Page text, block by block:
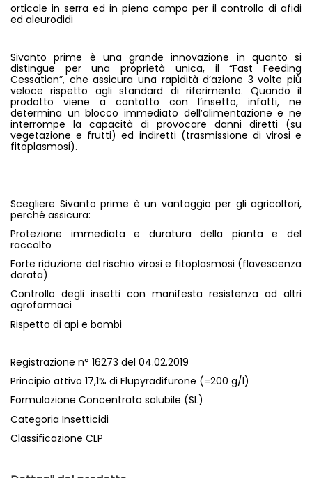
orticole in serra ed in pieno campo per il controllo di afidi
ed aleurodidi
Sivanto prime è una grande innovazione in quanto si
distingue per una proprietà unica, il “Fast Feeding
Cessation”, che assicura una rapidità d’azione 3 volte più
veloce rispetto agli standard di riferimento. Quando il
prodotto viene a contatto con l’insetto, infatti, ne
determina un blocco immediato dell’alimentazione e ne
interrompe la capacità di provocare danni diretti (su
vegetazione e frutti) ed indiretti (trasmissione di virosi e
fitoplasmosi).
Scegliere Sivanto prime è un vantaggio per gli agricoltori,
perché assicura:
Protezione immediata e duratura della pianta e del
raccolto
Forte riduzione del rischio virosi e fitoplasmosi (flavescenza
dorata)
Controllo degli insetti con manifesta resistenza ad altri
agrofarmaci
Rispetto di api e bombi
Registrazione n° 16273 del 04.02.2019
Principio attivo 17,1% di Flupyradifurone (=200 g/l)
Formulazione Concentrato solubile (SL)
Categoria Insetticidi
Classificazione CLP